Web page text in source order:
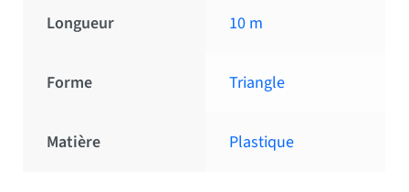
Longueur 10 m
Forme Triangle
Matière Plastique